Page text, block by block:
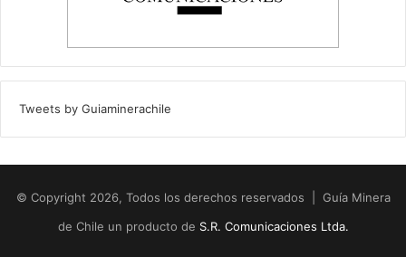
Tweets by Guiaminerachile
© Copyright 2026, Todos los derechos reservados | Guía Minera
de Chile un producto de S.R. Comunicaciones Ltda.